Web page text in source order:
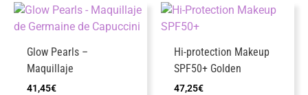
Glow Pearls –
Maquillaje
41,45€
Hi-protection Makeup
SPF50+ Golden
47,25€